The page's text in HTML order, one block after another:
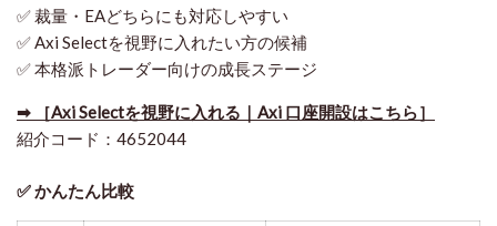
✅ 裁量・EAどちらにも対応しやすい
✅ Axi Selectを視野に入れたい方の候補
✅ 本格派トレーダー向けの成長ステージ
➡ ［Axi Selectを視野に入れる｜Axi 口座開設はこちら］
紹介コード：4652044
✅ かんたん比較